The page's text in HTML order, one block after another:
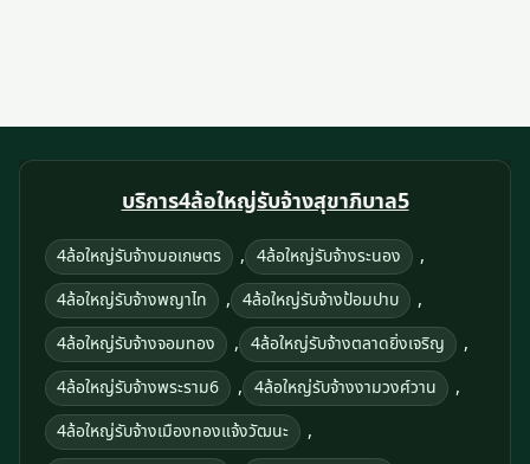
บริการ4ล้อใหญ่รับจ้างสุขาภิบาล5
4ล้อใหญ่รับจ้างมอเกษตร , 4ล้อใหญ่รับจ้างระนอง ,
4ล้อใหญ่รับจ้างพญาไท , 4ล้อใหญ่รับจ้างป้อมปาบ ,
4ล้อใหญ่รับจ้างจอมทอง , 4ล้อใหญ่รับจ้างตลาดยิ่งเจริญ ,
4ล้อใหญ่รับจ้างพระราม6 , 4ล้อใหญ่รับจ้างงามวงศ์วาน ,
4ล้อใหญ่รับจ้างเมืองทองแจ้งวัฒนะ ,